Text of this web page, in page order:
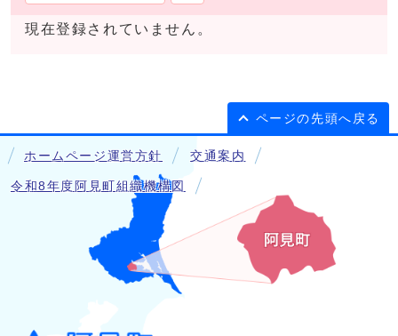
現在登録されていません。
ページの先頭へ戻る
ホームページ運営方針 交通案内
令和8年度阿見町組織機構図